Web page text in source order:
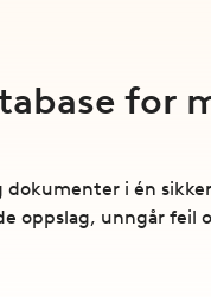
for
i én
oppslag, unngår feil